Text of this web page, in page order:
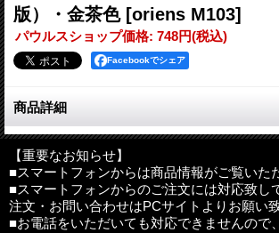
版）・金茶色 [oriens M103]
パウルスショップ価格: 748円(税込)
Facebookでシェア
商品詳細
「聖書と典礼」（大型版）保存用リングファ
サイズ：27x20.5x3.5cm
発売元：オリエンス宗教研究所
【重要なお知らせ】
■スマートフォンからは商品情報がご覧いた
■スマートフォンからのご注文には対応致し
注文・お問い合わせはPCサイトよりお願い致
■お電話をいただいても対応できませんので